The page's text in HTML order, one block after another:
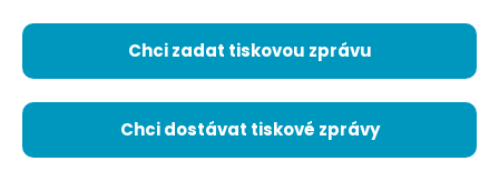
Chci zadat tiskovou zprávu
Chci dostávat tiskové zprávy